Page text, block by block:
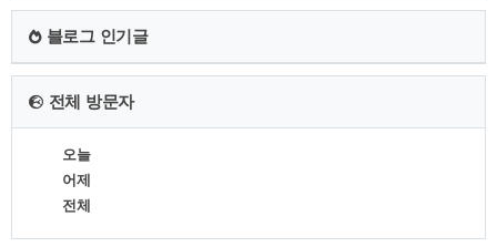
블로그 인기글
전체 방문자
오늘
어제
전체